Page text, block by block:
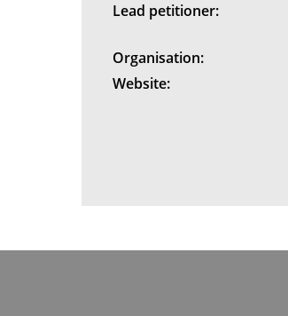
Lead petitioner:
Organisation:
Website: